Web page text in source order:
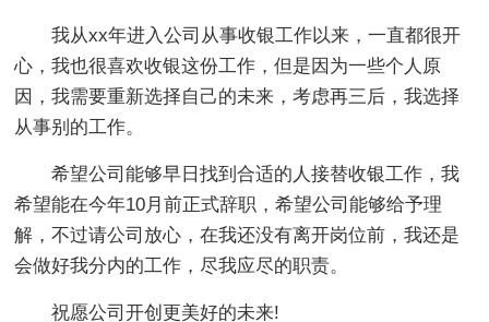
我从xx年进入公司从事收银工作以来，一直都很开
心，我也很喜欢收银这份工作，但是因为一些个人原
因，我需要重新选择自己的未来，考虑再三后，我选择
从事别的工作。
希望公司能够早日找到合适的人接替收银工作，我
希望能在今年10月前正式辞职，希望公司能够给予理
解，不过请公司放心，在我还没有离开岗位前，我还是
会做好我分内的工作，尽我应尽的职责。
祝愿公司开创更美好的未来!